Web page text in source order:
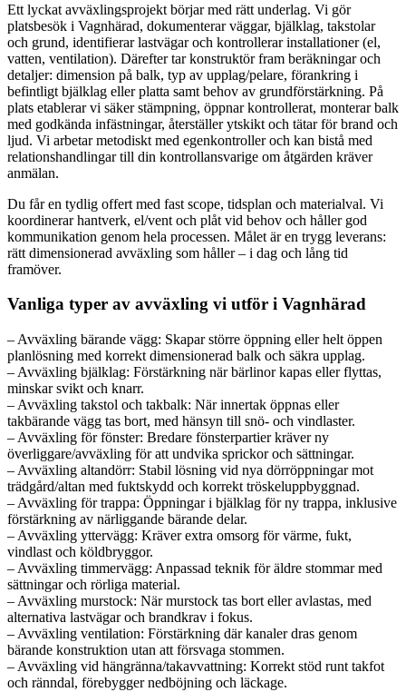
Ett lyckat avväxlingsprojekt börjar med rätt underlag. Vi gör
platsbesök i Vagnhärad, dokumenterar väggar, bjälklag, takstolar
och grund, identifierar lastvägar och kontrollerar installationer (el,
vatten, ventilation). Därefter tar konstruktör fram beräkningar och
detaljer: dimension på balk, typ av upplag/pelare, förankring i
befintligt bjälklag eller platta samt behov av grundförstärkning. På
plats etablerar vi säker stämpning, öppnar kontrollerat, monterar balk
med godkända infästningar, återställer ytskikt och tätar för brand och
ljud. Vi arbetar metodiskt med egenkontroller och kan bistå med
relationshandlingar till din kontrollansvarige om åtgärden kräver
anmälan.
Du får en tydlig offert med fast scope, tidsplan och materialval. Vi
koordinerar hantverk, el/vent och plåt vid behov och håller god
kommunikation genom hela processen. Målet är en trygg leverans:
rätt dimensionerad avväxling som håller – i dag och lång tid
framöver.
Vanliga typer av avväxling vi utför i Vagnhärad
– Avväxling bärande vägg: Skapar större öppning eller helt öppen
planlösning med korrekt dimensionerad balk och säkra upplag.
– Avväxling bjälklag: Förstärkning när bärlinor kapas eller flyttas,
minskar svikt och knarr.
– Avväxling takstol och takbalk: När innertak öppnas eller
takbärande vägg tas bort, med hänsyn till snö- och vindlaster.
– Avväxling för fönster: Bredare fönsterpartier kräver ny
överliggare/avväxling för att undvika sprickor och sättningar.
– Avväxling altandörr: Stabil lösning vid nya dörröppningar mot
trädgård/altan med fuktskydd och korrekt tröskeluppbyggnad.
– Avväxling för trappa: Öppningar i bjälklag för ny trappa, inklusive
förstärkning av närliggande bärande delar.
– Avväxling yttervägg: Kräver extra omsorg för värme, fukt,
vindlast och köldbryggor.
– Avväxling timmervägg: Anpassad teknik för äldre stommar med
sättningar och rörliga material.
– Avväxling murstock: När murstock tas bort eller avlastas, med
alternativa lastvägar och brandkrav i fokus.
– Avväxling ventilation: Förstärkning där kanaler dras genom
bärande konstruktion utan att försvaga stommen.
– Avväxling vid hängränna/takavvattning: Korrekt stöd runt takfot
och ränndal, förebygger nedböjning och läckage.